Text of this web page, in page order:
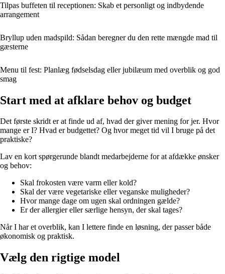
Tilpas buffeten til receptionen: Skab et personligt og indbydende
arrangement
Bryllup uden madspild: Sådan beregner du den rette mængde mad til
gæsterne
Menu til fest: Planlæg fødselsdag eller jubilæum med overblik og god
smag
Start med at afklare behov og budget
Det første skridt er at finde ud af, hvad der giver mening for jer. Hvor
mange er I? Hvad er budgettet? Og hvor meget tid vil I bruge på det
praktiske?
Lav en kort spørgerunde blandt medarbejderne for at afdække ønsker
og behov:
Skal frokosten være varm eller kold?
Skal der være vegetariske eller veganske muligheder?
Hvor mange dage om ugen skal ordningen gælde?
Er der allergier eller særlige hensyn, der skal tages?
Når I har et overblik, kan I lettere finde en løsning, der passer både
økonomisk og praktisk.
Vælg den rigtige model